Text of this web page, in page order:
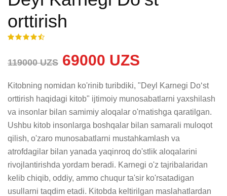
orttirish
119000 UZS 69000 UZS
Kitobning nomidan ko'rinib turibdiki, "Deyl Karnegi Doʻst
orttirish haqidagi kitob" ijtimoiy munosabatlarni yaxshilash
va insonlar bilan samimiy aloqalar o'rnatishga qaratilgan.
Ushbu kitob insonlarga boshqalar bilan samarali muloqot
qilish, o'zaro munosabatlarni mustahkamlash va
atrofdagilar bilan yanada yaqinroq do'stlik aloqalarini
rivojlantirishda yordam beradi. Karnegi o'z tajribalaridan
kelib chiqib, oddiy, ammo chuqur ta'sir ko'rsatadigan
usullarni taqdim etadi. Kitobda keltirilgan maslahatlardan